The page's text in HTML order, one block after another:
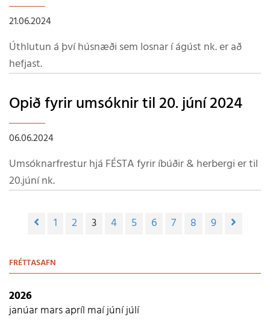
21.06.2024
Úthlutun á því húsnæði sem losnar í ágúst nk. er að
hefjast.
Opið fyrir umsóknir til 20. júní 2024
06.06.2024
Umsóknarfrestur hjá FÉSTA fyrir íbúðir & herbergi er til
20.júní nk.
1 2 3 4 5 6 7 8 9
FRÉTTASAFN
2026
janúarmarsapríl maíjúníjúlí